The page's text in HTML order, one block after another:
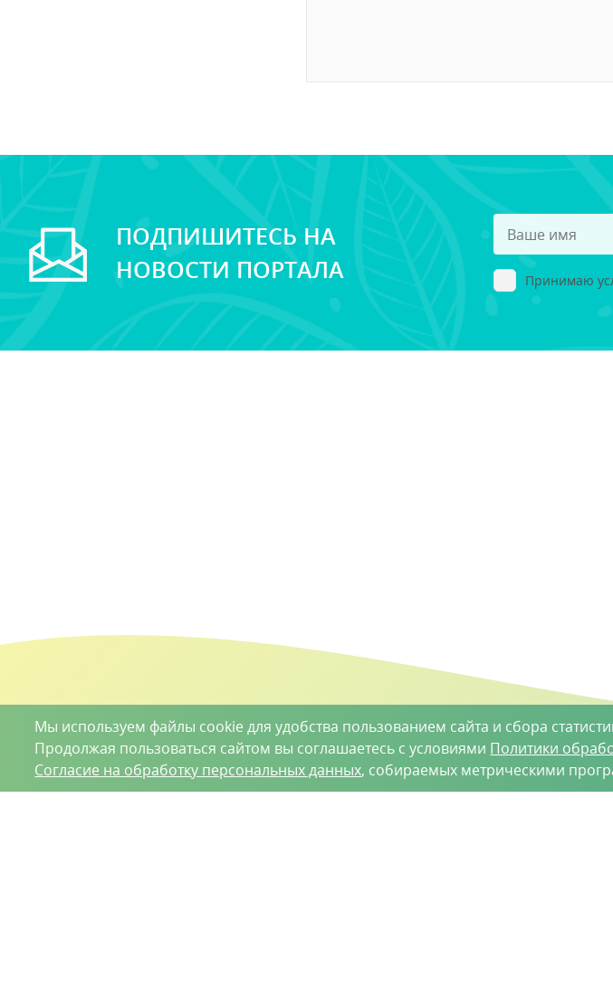
ПОДПИШИТЕСЬ НА
НОВОСТИ ПОРТАЛА
Принимаю
Мы используем файлы cookie для удобства пользованием сайта и сбора
Продолжая пользоваться сайтом вы соглашаетесь с условиями Политики
Согласие на обработку персональных данных, собираемых метрическими